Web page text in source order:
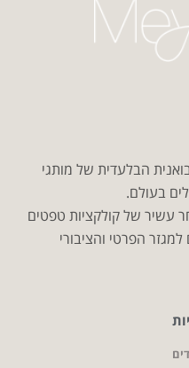
הבלעדית של מותגי
בעולם.
עשיר של קולקציות טפטים
הפרטי והציבורי